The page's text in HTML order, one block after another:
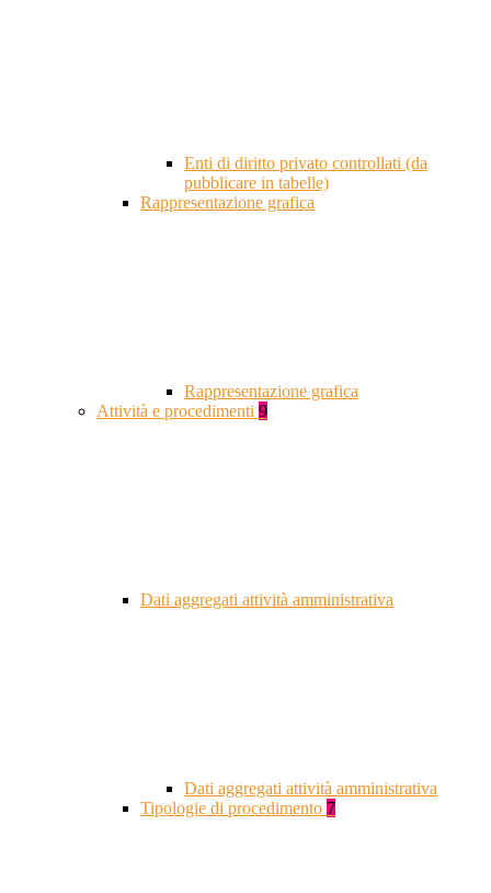
Enti di diritto privato controllati (da
pubblicare in tabelle)
Rappresentazione grafica
Rappresentazione grafica
Attività e procedimenti 9
Dati aggregati attività amministrativa
Dati aggregati attività amministrativa
Tipologie di procedimento 7